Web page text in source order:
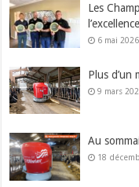
Les
6 mai 2026
Plus d’un
9 mars
Au
18